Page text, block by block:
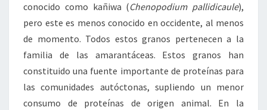
conocido como kañiwa (Chenopodium pallidicaule),
pero este es menos conocido en occidente, al menos
de momento. Todos estos granos pertenecen a la
familia de las amarantáceas. Estos granos han
constituido una fuente importante de proteínas para
las comunidades autóctonas, supliendo un menor
consumo de proteínas de origen animal. En la